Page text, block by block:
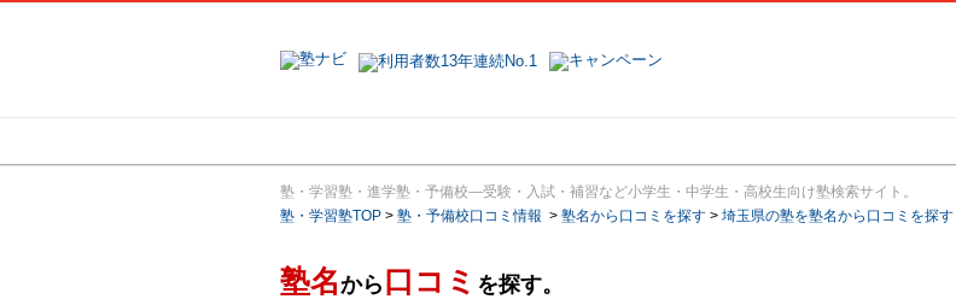
塾・学習塾・進学塾・予備校―受験・入試・補習など小学生・中学生・高校生向け塾検索サイト。
塾・学習塾TOP > 塾・予備校口コミ情報 > 塾名から口コミを探す > 埼玉県の塾を塾名から口コミを探す
塾名から 口コミ を探す。